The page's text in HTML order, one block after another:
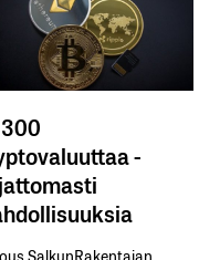
-
SalkunRakentajan